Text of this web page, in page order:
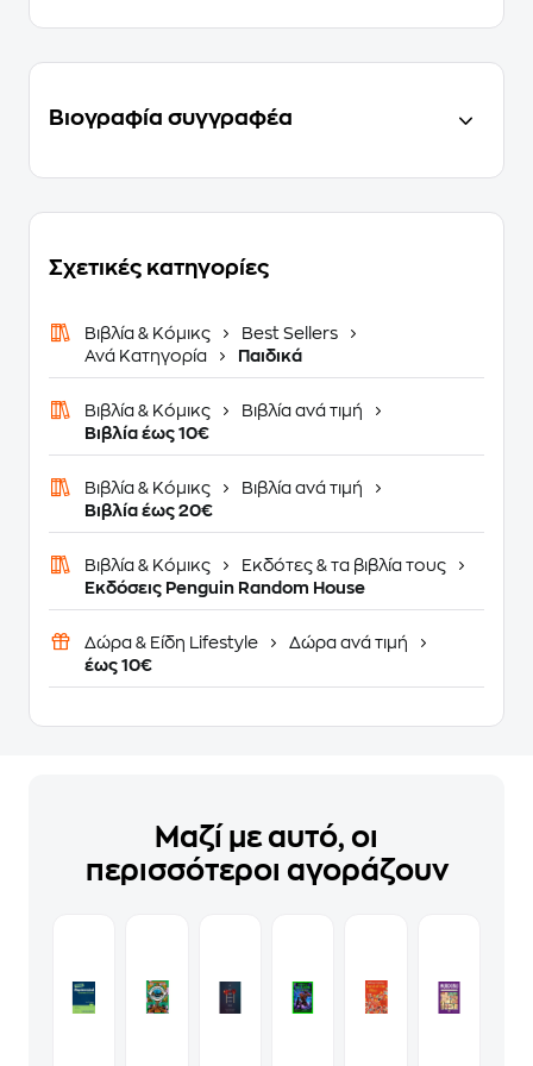
Βιογραφία συγγραφέα
Σχετικές κατηγορίες
Βιβλία & Κόμικς
Best Sellers
Ανά Κατηγορία
Παιδικά
Βιβλία & Κόμικς
Βιβλία ανά τιμή
Βιβλία έως 10€
Βιβλία & Κόμικς
Βιβλία ανά τιμή
Βιβλία έως 20€
Βιβλία & Κόμικς
Εκδότες & τα βιβλία τους
Εκδόσεις Penguin Random House
Δώρα & Είδη Lifestyle
Δώρα ανά τιμή
έως 10€
Μαζί με αυτό, οι
περισσότεροι αγοράζουν